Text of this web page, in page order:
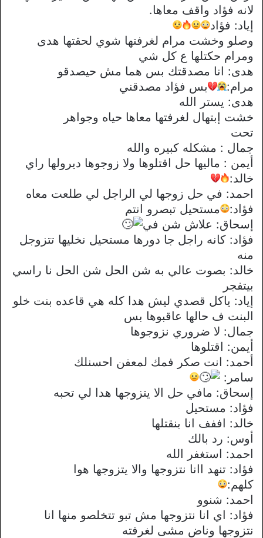
لانه فؤاد واقف معاها.
إياد: فؤاد
وصلو وخشت مرام لغرفتها شوي لحقتها هدى
ومرام حكتلها ع كل شي
هدى: انا مصدقتك بس هما مش حيصدقو
مرام:
بس فؤاد مصدقني
هدى: يستر الله
خشت إبتهال لغرفتها معاها حياه وجواهر
تحت
جمال : مشكله كبيره والله
أيمن : ماليها حل اقتلوها ولا زوجوها ديرولها راي
خالد:
احمد: في حل زوجها لي الراجل لي طلعت معاه
فؤاد:
مستحيل تبصرو انتم
إسحاق: علاش شن في
فؤاد: كانه راجل جا دورها مستحيل نخليها تتزوجل
منه
خالد: بصوت عالي به شن الحل شن الحل نا راسي
بيتفجر
إياد: ياكل قصدي ليش هدا كله هي قاعده بنت خلو
البنت ف حالها عاقبوها بس
جمال: لا ضروري نزوجوها
أيمن: اقتلوها
أحمد: انت صكر فمك لمعفن احسنلك
سامر:
إسحاق: مافي حل الا يتزوجها هدا لي تحبه
فؤاد: مستحيل
خالد: اففف انا بنقتلها
أوس: رد بالك
احمد: استغفر الله
فؤاد: تنهد اانا نتزوجها والا يتزوجها هوا
كلهم:
احمد: شنوو
فؤاد: اي انا نتزوجها مش تبو تتخلصو منها انا
نتزوجها وناض مشى لغرفته